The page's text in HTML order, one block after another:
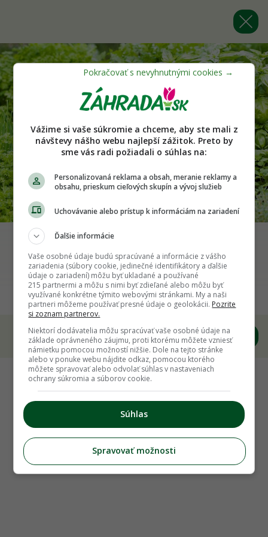
Späť na článok
Máj v ovocnej a zeleninovej záhrade: Na ktoré
práce sa teraz zamerať? Poradíme!
Vážime si vaše súkromie a chceme, aby ste mali z
návštevy nášho webu najlepší zážitok. Preto by
sme vás radi požiadali o súhlas na:
Personalizovaná reklama a obsah, meranie reklamy a
obsahu, prieskum cieľových skupín a vývoj služieb
Uchovávanie alebo prístup k informáciám na zariadení
Ďalšie informácie
Vaše osobné údaje budú spracúvané a informácie z vášho
zariadenia (súbory cookie, jedinečné identifikátory a ďalšie
údaje o zariadení) môžu byť ukladané a používané
215 partnermi a môžu s nimi byť zdieľané alebo môžu byť
využívané konkrétne týmito webovými stránkami. My a naši
partneri môžeme používať presné údaje o geolokácii. Pozrite
si zoznam partnerov.
Niektorí dodávatelia môžu spracúvať vaše osobné údaje na
základe oprávneného záujmu, proti ktorému môžete vzniesť
námietku pomocou možností nižšie. Dole na tejto stránke
alebo v ponuke webu nájdite odkaz, pomocou ktorého
môžete spravovať alebo odvolať súhlas v nastaveniach
ochrany súkromia a súborov cookie.
Súhlas
Spravovať možnosti